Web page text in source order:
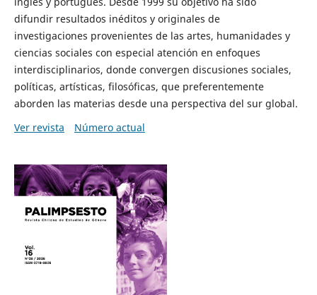
difundir resultados inéditos y originales de
investigaciones provenientes de las artes, humanidades y
ciencias sociales con especial atención en enfoques
interdisciplinarios, donde convergen discusiones sociales,
políticas, artísticas, filosóficas, que preferentemente
aborden las materias desde una perspectiva del sur global.
Ver revista
Número actual